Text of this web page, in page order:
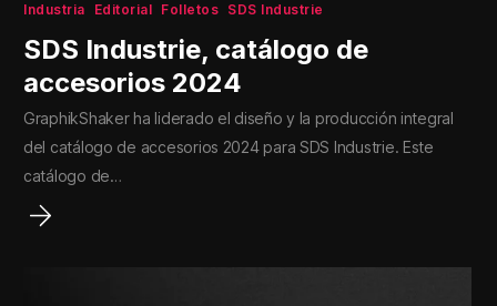
Industria Editorial Folletos SDS Industrie
SDS Industrie, catálogo de
accesorios 2024
GraphikShaker ha liderado el diseño y la producción integral
del catálogo de accesorios 2024 para SDS Industrie. Este
catálogo de…